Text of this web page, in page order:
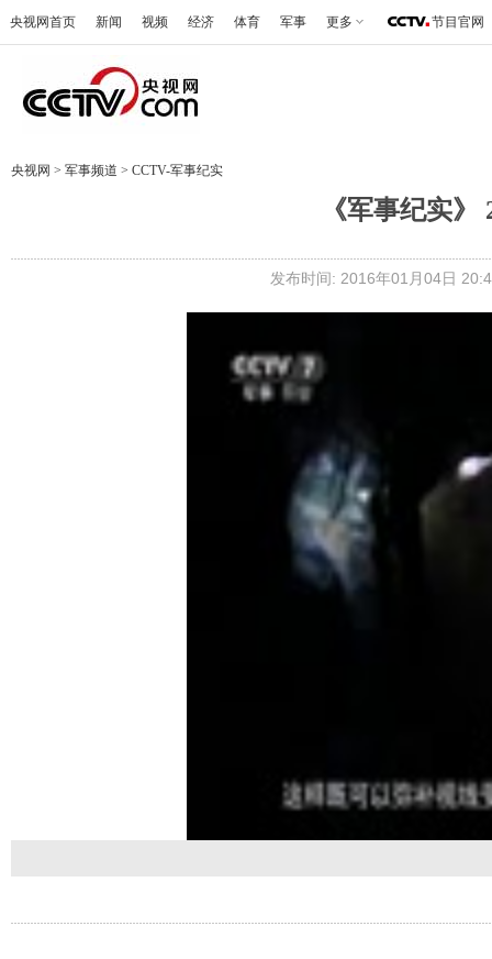
央视网首页 新闻 视频 经济 体育 军事 更多 节目官网
央视网 > 军事频道 > CCTV-军事纪实
《军事纪实》
发布时间: 2016年01月04日